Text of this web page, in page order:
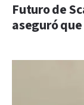
Futuro de
aseguró que